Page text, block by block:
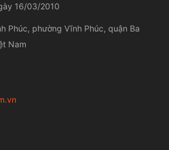
16/03/2010
Phúc, phường Vĩnh Phúc, quận Ba
Nam